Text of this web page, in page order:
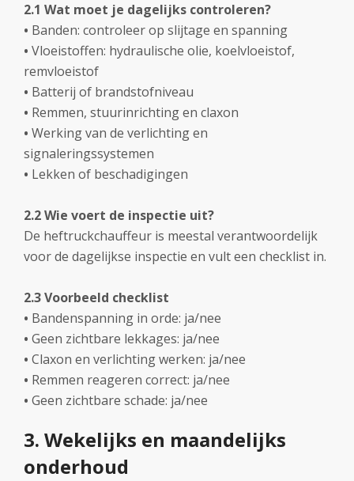
2.1 Wat moet je dagelijks controleren?
• Banden: controleer op slijtage en spanning
• Vloeistoffen: hydraulische olie, koelvloeistof,
remvloeistof
• Batterij of brandstofniveau
• Remmen, stuurinrichting en claxon
• Werking van de verlichting en
signaleringssystemen
• Lekken of beschadigingen
2.2 Wie voert de inspectie uit?
De heftruckchauffeur is meestal verantwoordelijk
voor de dagelijkse inspectie en vult een checklist in.
2.3 Voorbeeld checklist
• Bandenspanning in orde: ja/nee
• Geen zichtbare lekkages: ja/nee
• Claxon en verlichting werken: ja/nee
• Remmen reageren correct: ja/nee
• Geen zichtbare schade: ja/nee
3. Wekelijks en maandelijks
onderhoud